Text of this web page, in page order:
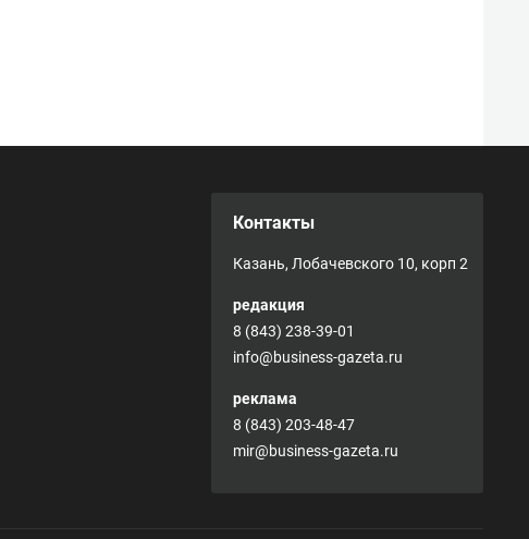
Контакты
Казань, Лобачевского 10, корп 2
редакция
8 (843) 238-39-01
info@business-gazeta.ru
реклама
8 (843) 203-48-47
mir@business-gazeta.ru